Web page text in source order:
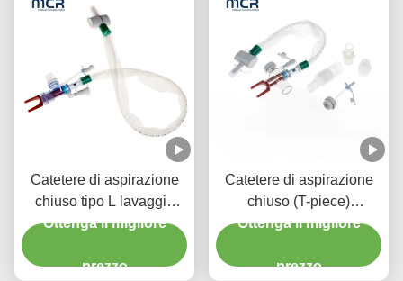
Catetere di aspirazione
chiuso tipo L lavaggio
automatico 10fr 72h
per l' ospedale
Ottenga il migliore
prezzo
Catetere di aspirazione
chiuso (T-piece)
Sciacquaggio automatico
Ottenga il migliore
prezzo